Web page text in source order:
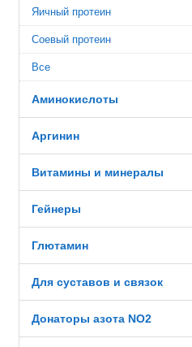
Яичный протеин
Соевый протеин
Все
Аминокислоты
Аргинин
Витамины и минералы
Гейнеры
Глютамин
Для суставов и связок
Донаторы азота NO2